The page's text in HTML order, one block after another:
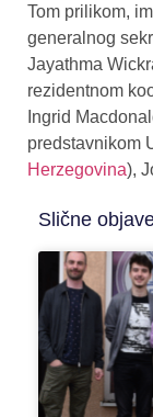
Tom prilikom,
generalnog
Jayathma
rezidentnom
Ingrid
predstavnikom
Herzegovina),
Slične